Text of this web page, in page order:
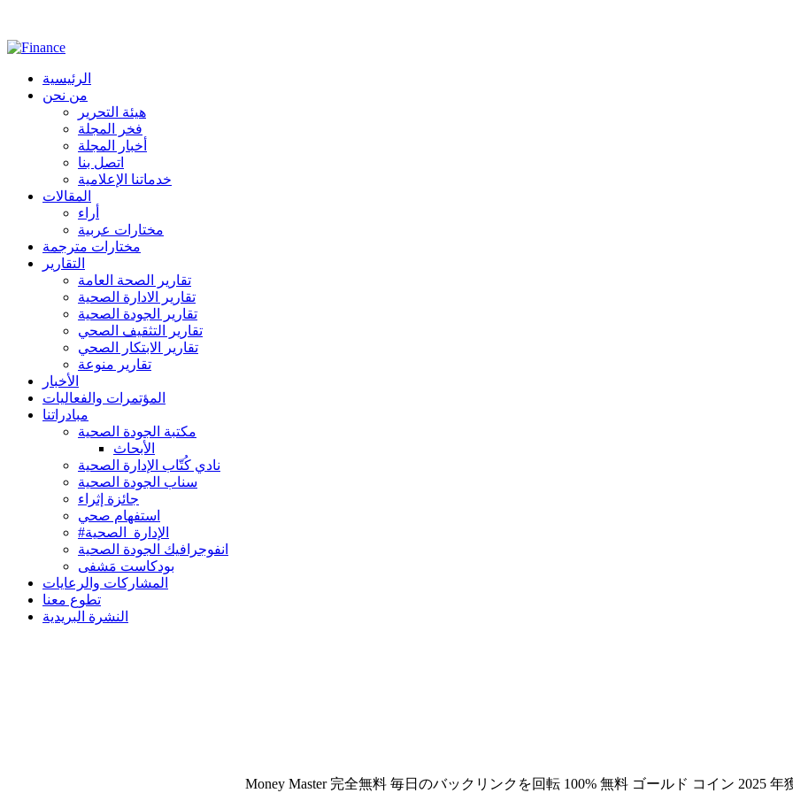
الرئيسية
من نحن
هيئة التحرير
فخر المجلة
أخبار المجلة
اتصل بنا
خدماتنا الإعلامية
المقالات
أراء
مختارات عربية
مختارات مترجمة
التقارير
تقارير الصحة العامة
تقارير الادارة الصحية
تقارير الجودة الصحية
تقارير التثقيف الصحي
تقارير الابتكار الصحي
تقارير منوعة
الأخبار
المؤتمرات والفعاليات
مبادراتنا
مكتبة الجودة الصحية
الأبحاث
نادي كُتّاب الإدارة الصحية
سناب الجودة الصحية
جائزة إثراء
استفهام صحي
#الإدارة_الصحية
انفوجرافيك الجودة الصحية
بودكاست مَشفى
المشاركات والرعايات
تطوع معنا
النشرة البريدية
Money Master 完全無料 毎日のバックリンクを回転 100% 無料 ゴールド コイン 2025 年